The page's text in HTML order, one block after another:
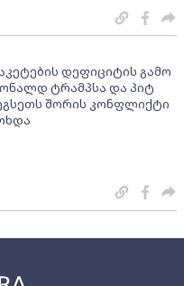
დეფიციტის გამო
ტრამპსა და პიტ
შორის კონფლიქტი